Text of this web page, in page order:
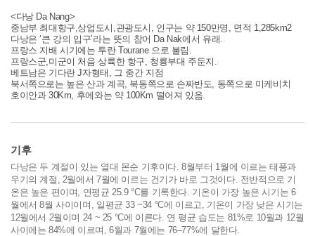
<다낭 Da Nang>
중남부 최대항구,상업도시,관광도시, 인구는 약 150만명, 면적 1,285km2
다낭은 ‘큰 강의 입구’라는 뜻의 참어 Da Nak에서 유래.
프랑스 지배 시기에는 투란 Tourane 으로 불림.
프랑스군,미군이 처음 상륙한 항구, 청룡부대 주둔지.
베트남은 기다란 J자형태, 그 중간 지점
북서쪽으로는 높은 산과 계곡, 북동쪽으로 손짜반도, 동쪽으로 미케비치
호이안과 30Km, 후에와는 약 100Km 떨어져 있음.
기후
다낭은 두 계절이 있는 열대 몬순 기후이다. 8월부터 1월에 이르는 태풍과
우기의 계절, 2월에서 7월에 이르는 건기가 바로 그것이다. 전반적으로 기
온은 높은 편이며, 연평균 25.9 °C를 기록한다. 기온이 가장 높은 시기는 6
월에서 8월 사이이며, 일평균 33 ~34 °C에 이르고, 기온이 가장 낮은 시기는
12월에서 2월이며 24 ~ 25 °C에 이른다. 연 평균 습도는 81%로 10월과 12월
사이에는 84%에 이르며, 6월과 7월에는 76–77%에 달한다.